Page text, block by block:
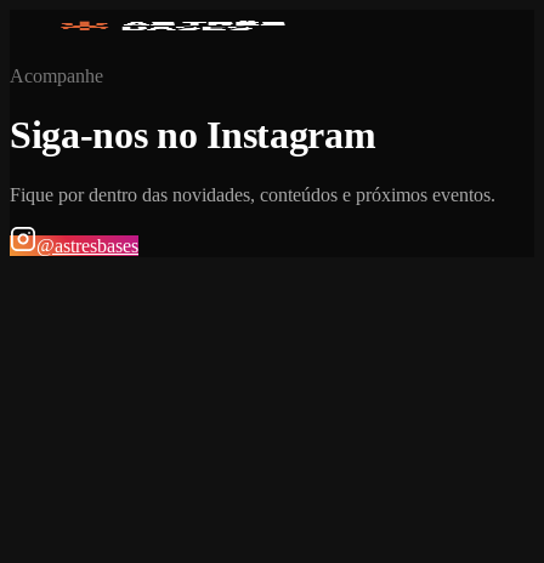
Acompanhe
Siga-nos no Instagram
Fique por dentro das novidades, conteúdos e próximos eventos.
@astresbases